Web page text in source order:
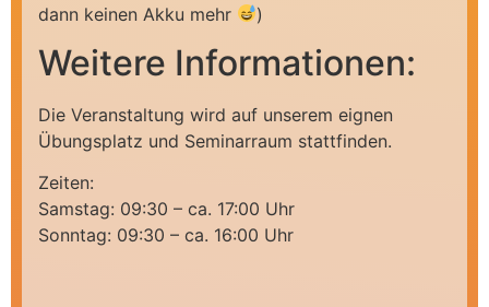
dann keinen Akku mehr
)
Weitere Informationen:
Die Veranstaltung wird auf unserem eignen
Übungsplatz und Seminarraum stattfinden.
Zeiten:
Samstag: 09:30 – ca. 17:00 Uhr
Sonntag: 09:30 – ca. 16:00 Uhr